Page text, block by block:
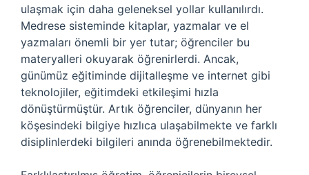
ulaşmak için daha geleneksel yollar kullanılırdı.
Medrese sisteminde kitaplar, yazmalar ve el
yazmaları önemli bir yer tutar; öğrenciler bu
materyalleri okuyarak öğrenirlerdi. Ancak,
günümüz eğitiminde dijitalleşme ve internet gibi
teknolojiler, eğitimdeki etkileşimi hızla
dönüştürmüştür. Artık öğrenciler, dünyanın her
köşesindeki bilgiye hızlıca ulaşabilmekte ve farklı
disiplinlerdeki bilgileri anında öğrenebilmektedir.